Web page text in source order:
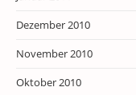
Dezember 2010
November 2010
Oktober 2010